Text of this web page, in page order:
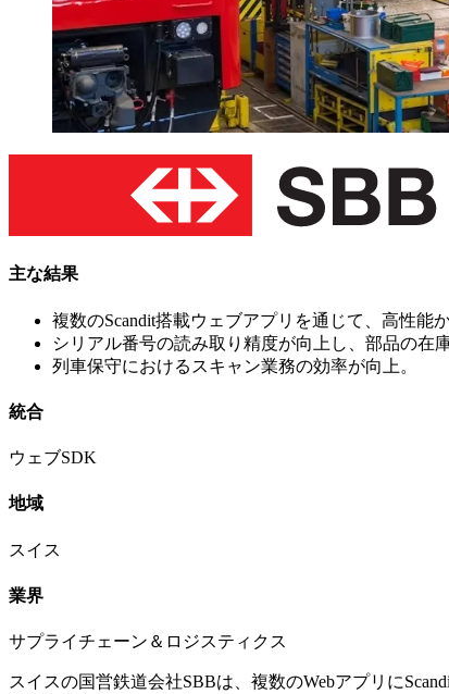
主な結果
複数のScandit搭載ウェブアプリを通じて、高性能
シリアル番号の読み取り精度が向上し、部品の在
列車保守におけるスキャン業務の効率が向上。
統合
ウェブSDK
地域
スイス
業界
サプライチェーン＆ロジスティクス
スイスの国営鉄道会社SBBは、複数のWebアプリに